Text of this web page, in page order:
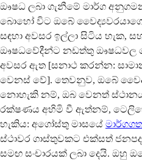
ඖෂධ ලබා ගැනීමේ මාර්ග
බොහෝ විට ඔබේ
සඳහා අවසර ඉල්ලා සිටිය හැක,
ඖෂධවේදීන්ට නඩත්තු ඖෂධවල
අවසර ඇත [සනාථ කරන්න:
වෙනස් වේ]. තෙවනුව, ඔබේ
නොහැකි නම්, ඔබ වෙනත්
රක්ෂණය අහිමි වී ඇත්නම්,
හැකිය: අගෝස්තු මාසයේ
ස්ථාවර ගාස්තුවකට එක්සත්
සමඟ සංචාරයක් ලබා දෙයි. ඔහු